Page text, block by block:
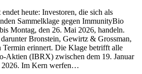
heute: Investoren, die sich als
Sammelklage gegen ImmunityBio
Montag, den 26. Mai 2026, handeln.
Bronstein, Gewirtz & Grossman,
Termin erinnert. Die Klage betrifft alle
Aktien (IBRX) zwischen dem 19. Januar
2026. Im Kern werfen…